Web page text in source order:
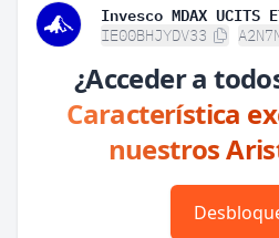
Invesco MDAX UCITS
IE00BHJYDV33
¿Acceder a
Característica
nuestros